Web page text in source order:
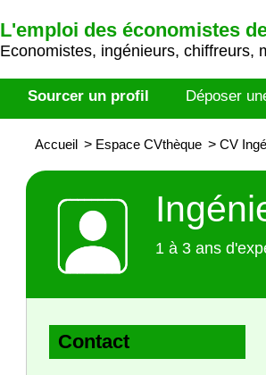
L'emploi des économistes
Economistes, ingénieurs, chiffreurs,
Sourcer un profil Déposer
Accueil > Espace CVthèque > CV
1 à 3 ans
Contact